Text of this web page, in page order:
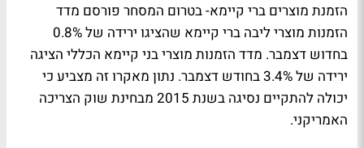
הזמנת מוצרים ברי קיימא- בטרום המסחר פורסם מדד
הזמנות מוצרי ליבה ברי קיימא שהציגו ירידה של 0.8%
בחדוש דצמבר. מדד הזמנות מוצרי בני קיימא הכללי הציגה
ירידה של 3.4% בחודש דצמבר. נתון מאקרו זה מצביע כי
יכולה להתקיים נסיגה בשנת 2015 מבחינת שוק הצריכה
האמריקני.